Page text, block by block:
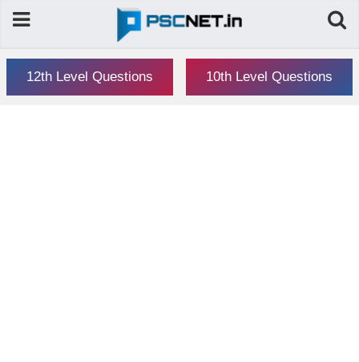
12th Level Questions 10th Level Questions